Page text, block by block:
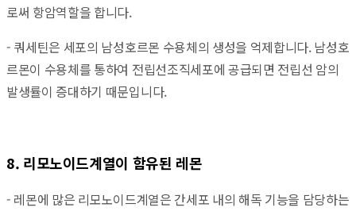
로써 항암역할을 합니다.
- 쿼세틴은 세포의 남성호르몬 수용체의 생성을 억제합니다. 남성호
르몬이 수용체를 통하여 전립선조직세포에 공급되면 전립선 암의
발생률이 증대하기 때문입니다.
8. 리모노이드계열이 함유된 레몬
- 레몬에 많은 리모노이드계열은 간세포 내의 해독 기능을 담당하는